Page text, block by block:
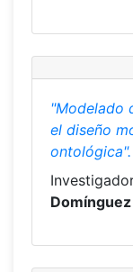
"Modelado
el diseño
ontológica".
Domínguez